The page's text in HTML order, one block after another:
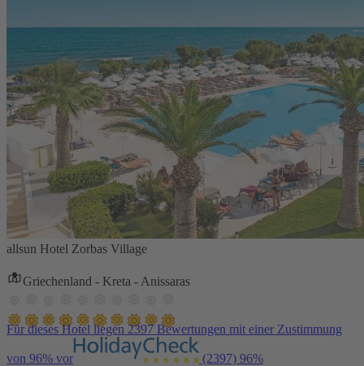
allsun Hotel Zorbas Village
Griechenland - Kreta - Anissaras
Für dieses Hotel liegen 2397 Bewertungen mit einer Zustimmung
von 96% vor (2397) 96%